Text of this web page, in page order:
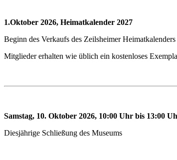
1.Oktober 2026, Heimatkalender 2027
Beginn des Verkaufs des Zeilsheimer
Mitglieder erhalten wie üblich ein kostenloses
Samstag, 10. Oktober 2026, 10:00 Uhr bis 13:00
Diesjährige Schließung des Museums